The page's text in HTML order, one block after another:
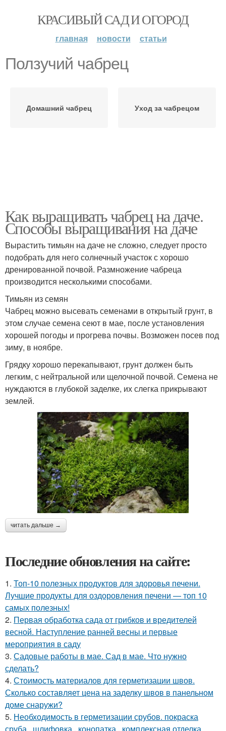
КРАСИВЫЙ САД И ОГОРОД
главная новости статьи
Ползучий чабрец
Домашний чабрец Уход за чабрецом
Как выращивать чабрец на даче.
Способы выращивания на даче
Вырастить тимьян на даче не сложно, следует просто
подобрать для него солнечный участок с хорошо
дренированной почвой. Размножение чабреца
производится несколькими способами.
Тимьян из семян
Чабрец можно высевать семенами в открытый грунт, в
этом случае семена сеют в мае, после установления
хорошей погоды и прогрева почвы. Возможен посев под
зиму, в ноябре.
Грядку хорошо перекапывают, грунт должен быть
легким, с нейтральной или щелочной почвой. Семена не
нуждаются в глубокой заделке, их слегка прикрывают
землей.
читать дальше →
Последние обновления на сайте:
1. Топ-10 полезных продуктов для здоровья печени.
Лучшие продукты для оздоровления печени — топ 10
самых полезных!
2. Первая обработка сада от грибков и вредителей
весной. Наступление ранней весны и первые
мероприятия в саду
3. Садовые работы в мае. Сад в мае. Что нужно
сделать?
4. Стоимость материалов для герметизации швов.
Сколько составляет цена на заделку швов в панельном
доме снаружи?
5. Необходимость в герметизации срубов. покраска